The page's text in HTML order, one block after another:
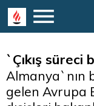
`Çıkış süreci
Almanya`nın
gelen Avrupa